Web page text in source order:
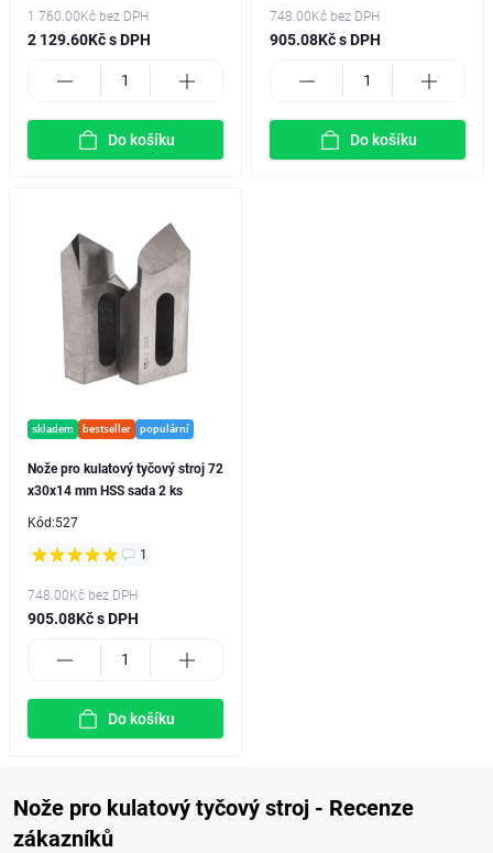
1 760.00Kč bez DPH
2 129.60Kč s DPH
Do košíku
748.00Kč bez DPH
905.08Kč s DPH
Do košíku
skladem bestseller populární
Nože pro kulatový tyčový stroj 72
x30x14 mm HSS sada 2 ks
Kód:527
1
748.00Kč bez DPH
905.08Kč s DPH
Do košíku
Nože pro kulatový tyčový stroj - Recenze
zákazníků